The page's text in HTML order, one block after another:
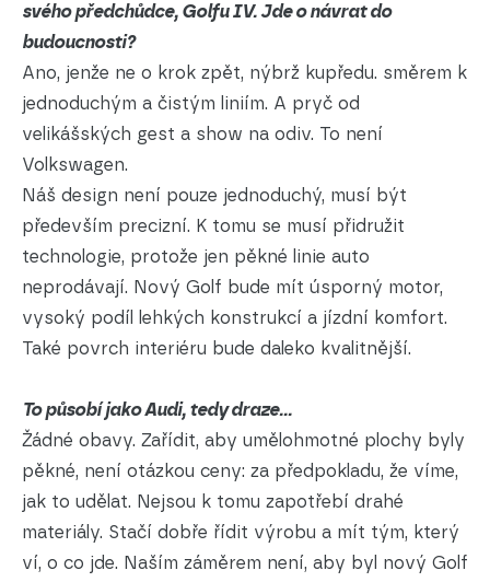
svého předchůdce, Golfu IV. Jde o návrat do
budoucnosti?
Ano, jenže ne o krok zpět, nýbrž kupředu. směrem k
jednoduchým a čistým liniím. A pryč od
velikášských gest a show na odiv. To není
Volkswagen.
Náš design není pouze jednoduchý, musí být
především precizní. K tomu se musí přidružit
technologie, protože jen pěkné linie auto
neprodávají. Nový Golf bude mít úsporný motor,
vysoký podíl lehkých konstrukcí a jízdní komfort.
Také povrch interiéru bude daleko kvalitnější.
To působí jako Audi, tedy draze...
Žádné obavy. Zařídit, aby umělohmotné plochy byly
pěkné, není otázkou ceny: za předpokladu, že víme,
jak to udělat. Nejsou k tomu zapotřebí drahé
materiály. Stačí dobře řídit výrobu a mít tým, který
ví, o co jde. Naším záměrem není, aby byl nový Golf